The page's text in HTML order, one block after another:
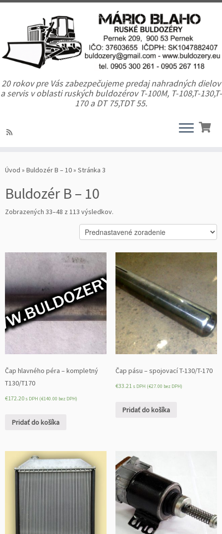
20 rokov pre Vás zabezpečujeme predaj nahradných dielov
a servis v oblasti ruských buldozérov T-100M, T-108,T-130,T-
170 a DT 75,TDT 55.
Úvod » Buldozér B – 10» Stránka 3
Buldozér B – 10
Zobrazených 33–48 z 113 výsledkov.
Čap hlavného péra – kompletný
T130/T170
€172.20 s DPH (€140.00 bez DPH)
Pridať do košíka
Čap pásu – spojovací T-130/T-170
€33.21 s DPH (€27.00 bez DPH)
Pridať do košíka